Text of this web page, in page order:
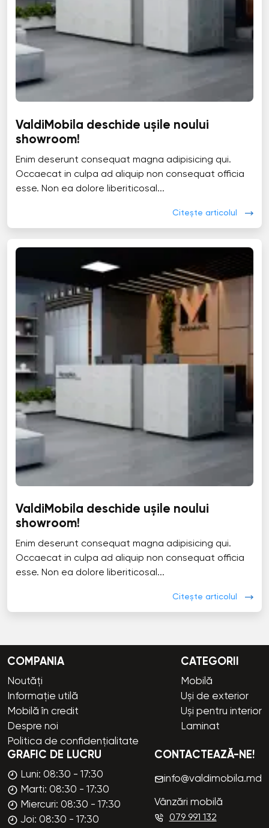
ValdiMobila deschide ușile noului
showroom!
Enim deserunt consequat magna adipisicing qui.
Occaecat in culpa ad aliquip non consequat officia
esse. Non ea dolore liberiticosal...
Citește articolul
ValdiMobila deschide ușile noului
showroom!
Enim deserunt consequat magna adipisicing qui.
Occaecat in culpa ad aliquip non consequat officia
esse. Non ea dolore liberiticosal...
Citește articolul
COMPANIA
Noutăți
Informație utilă
Mobilă în credit
Despre noi
Politica de confidențialitate
CATEGORII
Mobilă
Uși de exterior
Uși pentru interior
Laminat
GRAFIC DE LUCRU
Luni: 08:30 - 17:30
Marti: 08:30 - 17:30
Miercuri: 08:30 - 17:30
Joi: 08:30 - 17:30
CONTACTEAZĂ-NE!
info@valdimobila.md
Vânzări mobilă
079 991 132